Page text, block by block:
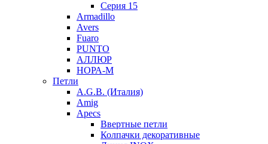
Серия 15
Armadillo
Avers
Fuaro
PUNTO
АЛЛЮР
НОРА-М
Петли
A.G.B. (Италия)
Amig
Apecs
Ввертные петли
Колпачки декоративные